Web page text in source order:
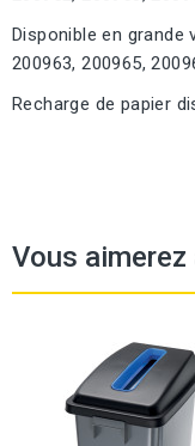
Disponible en grande
200963, 200965,
Recharge de papier
Vous aimerez